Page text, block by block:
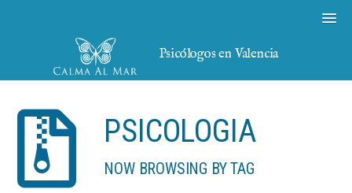
Psicólogos en Valencia
PSICOLOGIA
NOW BROWSING BY TAG